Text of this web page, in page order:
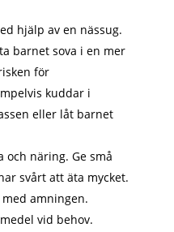
hjälp av en nässug.
barnet sova i en mer
för
kuddar i
eller låt barnet
och näring. Ge små
svårt att äta mycket.
amningen.
vid behov.